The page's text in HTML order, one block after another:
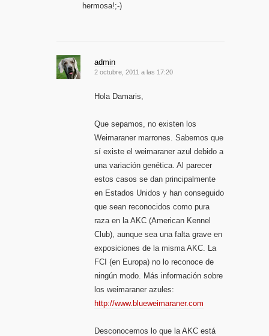
hermosa!;-)
admin
2 octubre, 2011 a las 17:20
Hola Damaris,
Que sepamos, no existen los
Weimaraner marrones. Sabemos que
sí existe el weimaraner azul debido a
una variación genética. Al parecer
estos casos se dan principalmente
en Estados Unidos y han conseguido
que sean reconocidos como pura
raza en la AKC (American Kennel
Club), aunque sea una falta grave en
exposiciones de la misma AKC. La
FCI (en Europa) no lo reconoce de
ningún modo. Más información sobre
los weimaraner azules:
http://www.blueweimaraner.com
Desconocemos lo que la AKC está